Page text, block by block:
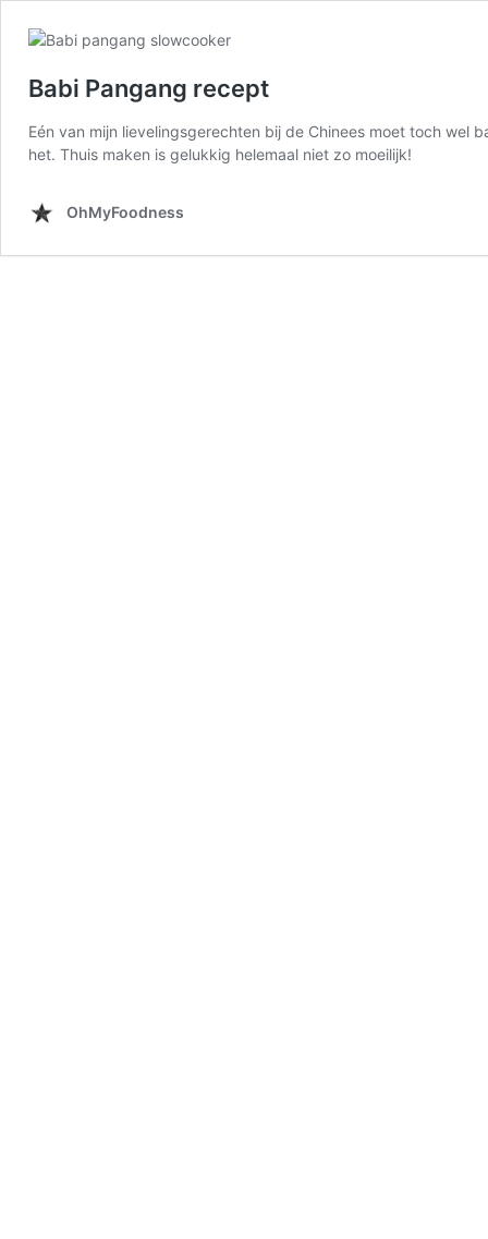
Babi Pangang recept
Eén van mijn lievelingsgerechten bij de Chinees moet toch
het. Thuis maken is gelukkig helemaal niet zo moeilijk!
OhMyFoodness